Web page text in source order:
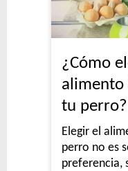
¿Cómo
alimento
tu perro?
Elegir el
perro no es
preferencia,